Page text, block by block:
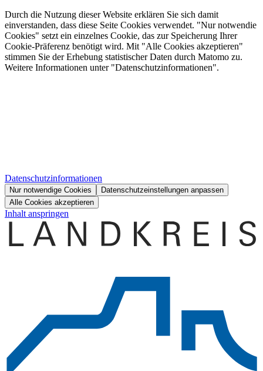
Durch die Nutzung dieser Website erklären Sie sich damit
einverstanden, dass diese Seite Cookies verwendet. "Nur notwendie
Cookies" setzt ein einzelnes Cookie, das zur Speicherung Ihrer
Cookie-Präferenz benötigt wird. Mit "Alle Cookies akzeptieren"
stimmen Sie der Erhebung statistischer Daten durch Matomo zu.
Weitere Informationen unter "Datenschutzinformationen".
Datenschutzinformationen
Nur notwendige Cookies
Datenschutzeinstellungen anpassen
Alle Cookies akzeptieren
Inhalt anspringen